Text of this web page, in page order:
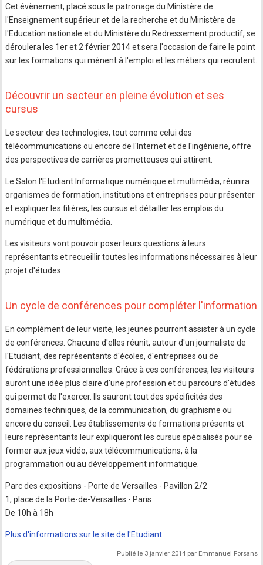
Cet évènement, placé sous le patronage du Ministère de
l'Enseignement supérieur et de la recherche et du Ministère de
l'Education nationale et du Ministère du Redressement productif, se
déroulera les 1er et 2 février 2014 et sera l'occasion de faire le point
sur les formations qui mènent à l'emploi et les métiers qui recrutent.
Découvrir un secteur en pleine évolution et ses
cursus
Le secteur des technologies, tout comme celui des
télécommunications ou encore de l'Internet et de l'ingénierie, offre
des perspectives de carrières prometteuses qui attirent.
Le Salon l'Etudiant Informatique numérique et multimédia, réunira
organismes de formation, institutions et entreprises pour présenter
et expliquer les filières, les cursus et détailler les emplois du
numérique et du multimédia.
Les visiteurs vont pouvoir poser leurs questions à leurs
représentants et recueillir toutes les informations nécessaires à leur
projet d'études.
Un cycle de conférences pour compléter l'information
En complément de leur visite, les jeunes pourront assister à un cycle
de conférences. Chacune d'elles réunit, autour d'un journaliste de
l'Etudiant, des représentants d'écoles, d'entreprises ou de
fédérations professionnelles. Grâce à ces conférences, les visiteurs
auront une idée plus claire d'une profession et du parcours d'études
qui permet de l'exercer. Ils sauront tout des spécificités des
domaines techniques, de la communication, du graphisme ou
encore du conseil. Les établissements de formations présents et
leurs représentants leur expliqueront les cursus spécialisés pour se
former aux jeux vidéo, aux télécommunications, à la
programmation ou au développement informatique.
Parc des expositions - Porte de Versailles - Pavillon 2/2
1, place de la Porte-de-Versailles - Paris
De 10h à 18h
Plus d'informations sur le site de l'Etudiant
Publié le 3 janvier 2014 par Emmanuel Forsans